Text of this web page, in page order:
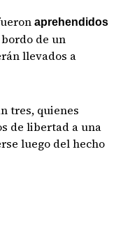
aprehendidos
de un
llevados a
tres, quienes
de libertad a una
luego del hecho